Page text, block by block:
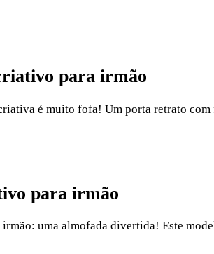
para irmão
é muito fofa! Um porta retrato
para irmão
uma almofada divertida! Este